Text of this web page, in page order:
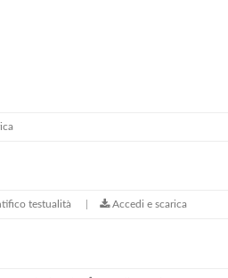
testualità Accedi e scarica